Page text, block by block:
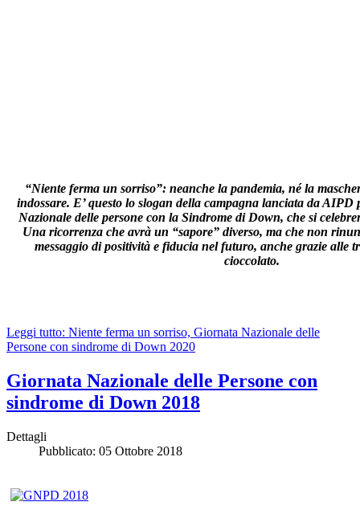
“Niente ferma un sorriso”: neanche la pandemia, né la
indossare. E’ questo lo slogan della campagna lanciata da AIPD
Nazionale delle persone con la Sindrome di Down, che si
Una ricorrenza che avrà un “sapore” diverso, ma che non
messaggio di positività e fiducia nel futuro, anche grazie alle
cioccolato.
Leggi tutto: Niente ferma un sorriso, Giornata Nazionale delle
Persone con sindrome di Down 2020
Giornata Nazionale delle Persone con
sindrome di Down 2018
Dettagli
Pubblicato: 05 Ottobre 2018